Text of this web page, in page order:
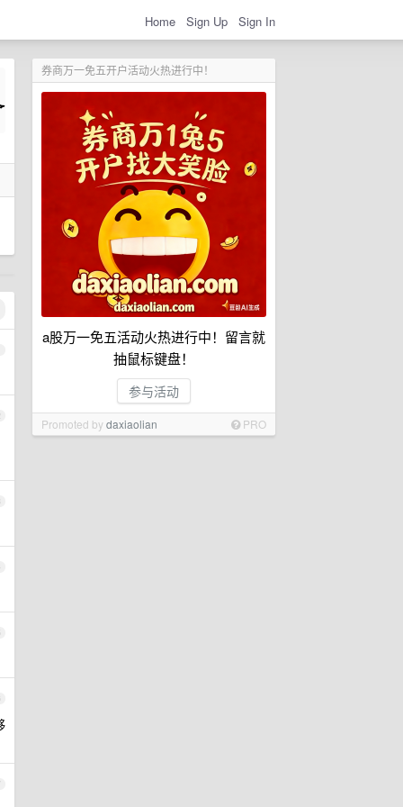
Home Sign Up Sign In
券商万一免五开户活动火热进行中！
a股万一免五活动火热进行中！留言就
抽鼠标键盘！
参与活动
Promoted bydaxiaolian PRO